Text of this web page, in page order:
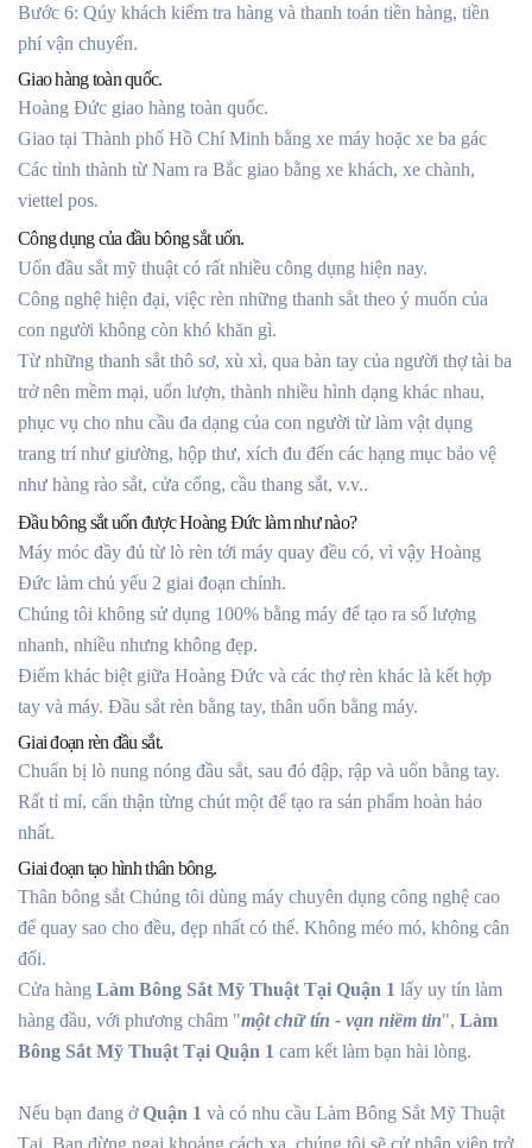
Bước 6: Qúy khách kiểm tra hàng và thanh toán tiền hàng, tiền
phí vận chuyển.
Giao hàng toàn quốc.
Hoàng Đức giao hàng toàn quốc.
Giao tại Thành phố Hồ Chí Minh bằng xe máy hoặc xe ba gác
Các tỉnh thành từ Nam ra Bắc giao bằng xe khách, xe chành,
viettel pos.
Công dụng của đầu bông sắt uốn.
Uốn đầu sắt mỹ thuật có rất nhiều công dụng hiện nay.
Công nghệ hiện đại, việc rèn những thanh sắt theo ý muốn của
con người không còn khó khăn gì.
Từ những thanh sắt thô sơ, xù xì, qua bàn tay của người thợ tài ba
trở nên mềm mại, uốn lượn, thành nhiều hình dạng khác nhau,
phục vụ cho nhu cầu đa dạng của con người từ làm vật dụng
trang trí như giường, hộp thư, xích đu đến các hạng mục bảo vệ
như hàng rào sắt, cửa cổng, cầu thang sắt, v.v..
Đầu bông sắt uốn được Hoàng Đức làm như nào?
Máy móc đầy đủ từ lò rèn tới máy quay đều có, vì vậy Hoàng
Đức làm chủ yếu 2 giai đoạn chính.
Chúng tôi không sử dụng 100% bằng máy để tạo ra số lượng
nhanh, nhiều nhưng không đẹp.
Điểm khác biệt giữa Hoàng Đức và các thợ rèn khác là kết hợp
tay và máy. Đầu sắt rèn bằng tay, thân uốn bằng máy.
Giai đoạn rèn đầu sắt.
Chuẩn bị lò nung nóng đầu sắt, sau đó đập, rập và uốn bằng tay.
Rất tỉ mỉ, cẩn thận từng chút một để tạo ra sản phẩm hoàn hảo
nhất.
Giai đoạn tạo hình thân bông.
Thân bông sắt Chúng tôi dùng máy chuyên dụng công nghệ cao
để quay sao cho đều, đẹp nhất có thể. Không méo mó, không cân
đối.
Cửa hàng Làm Bông Sắt Mỹ Thuật Tại Quận 1 lấy uy tín làm
hàng đầu, với phương châm "một chữ tín - vạn niềm tin", Làm
Bông Sắt Mỹ Thuật Tại Quận 1 cam kết làm bạn hài lòng.
Nếu bạn đang ởQuận 1 và có nhu cầu Làm Bông Sắt Mỹ Thuật
Tại, Bạn đừng ngại khoảng cách xa, chúng tôi sẽ cử nhân viên trở